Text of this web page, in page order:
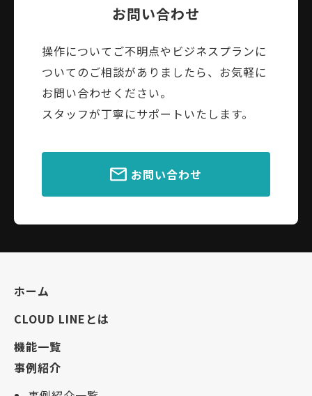
お問い合わせ
操作についてご不明点やビジネスプランに
ついてのご相談がありましたら、お気軽に
お問い合わせください。
スタッフが丁寧にサポートいたします。
お問い合わせ
ホーム
CLOUD LINEとは
機能一覧
事例紹介